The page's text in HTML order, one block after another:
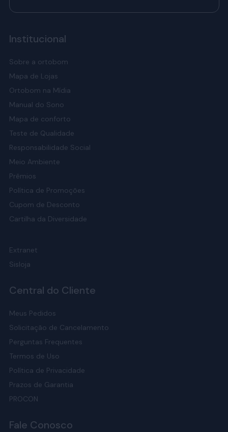
Institucional
Sobre a ortobom
Mapa de Lojas
Ortobom na Mídia
Manual do Sono
Mapa de conforto
Teste de Qualidade
Responsabilidade Social
Meio Ambiente
Prêmios
Política de Promoções
Cupom de Desconto
Cartilha da Diversidade
Extranet
Sisloja
Central do Cliente
Meus Pedidos
Solicitação de Cancelamento
Perguntas Frequentes
Termos de Uso
Política de Privacidade
Prazos de Garantia
PROCON
Fale Conosco